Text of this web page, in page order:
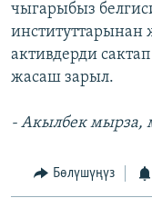
чыгарыбыз
институттарынан
активдерди
жасаш зарыл.
- Акылбек мырза,
Бөлүшүңүз